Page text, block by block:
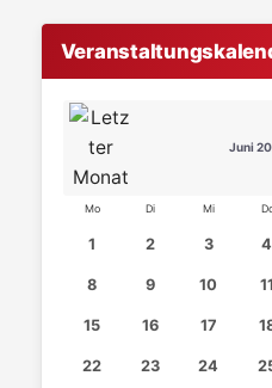
Juni
Mo Di Mi
1 2 3 4
8 9 10 11
15 16 17
22 23 24